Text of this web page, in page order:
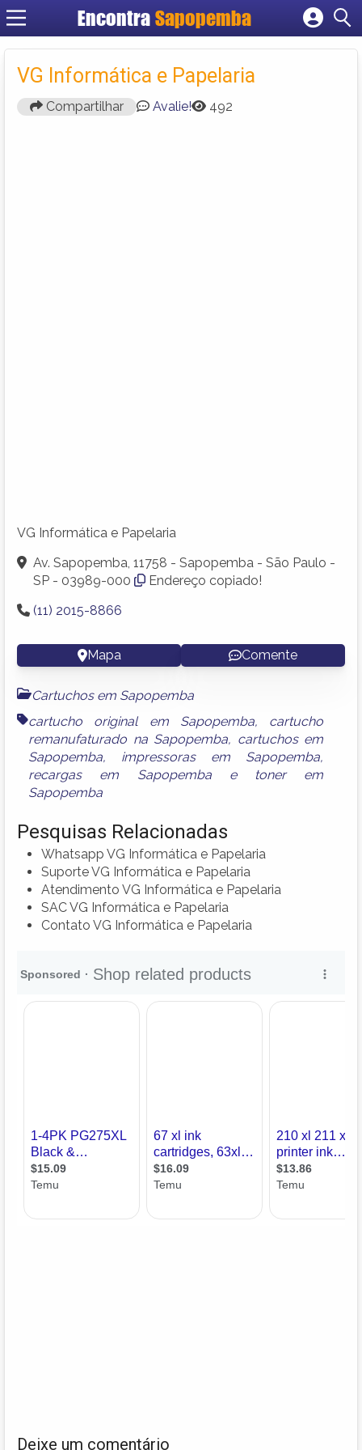
Encontra Sapopemba
Cadastrar empresa
Criar conta
VG Informática e Papelaria
Compartilhar Avalie! 492
VG Informática e Papelaria
Av. Sapopemba, 11758 - Sapopemba - São Paulo -
SP - 03989-000
Endereço copiado!
(11) 2015-8866
Mapa Comente
Cartuchos em Sapopemba
cartucho original em Sapopemba, cartucho
remanufaturado na Sapopemba, cartuchos em
Sapopemba, impressoras em Sapopemba,
recargas em Sapopembae toner em
Sapopemba
Pesquisas Relacionadas
Whatsapp VG Informática e Papelaria
Suporte VG Informática e Papelaria
Atendimento VG Informática e Papelaria
SAC VG Informática e Papelaria
Contato VG Informática e Papelaria
Deixe um comentário